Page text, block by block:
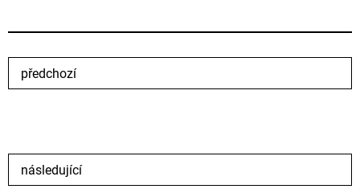
předchozí
následující